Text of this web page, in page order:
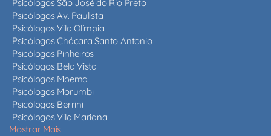
Psicólogos São José do Rio Preto
Psicólogos Av. Paulista
Psicólogos Vila Olímpia
Psicólogos Chácara Santo Antonio
Psicólogos Pinheiros
Psicólogos Bela Vista
Psicólogos Moema
Psicólogos Morumbi
Psicólogos Berrini
Psicólogos Vila Mariana
Mostrar Mais